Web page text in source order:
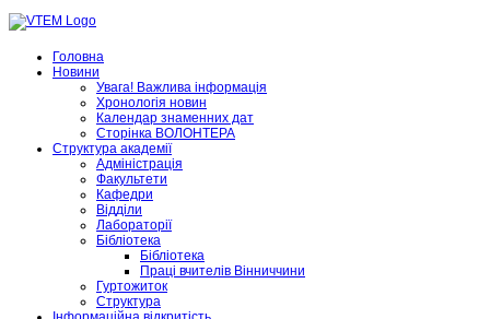
Головна
Новини
Увага! Важлива інформація
Хронологія новин
Календар знаменних дат
Сторінка ВОЛОНТЕРА
Структура академії
Адміністрація
Факультети
Кафедри
Відділи
Лабораторії
Бібліотека
Бібліотека
Праці вчителів Вінниччини
Гуртожиток
Структура